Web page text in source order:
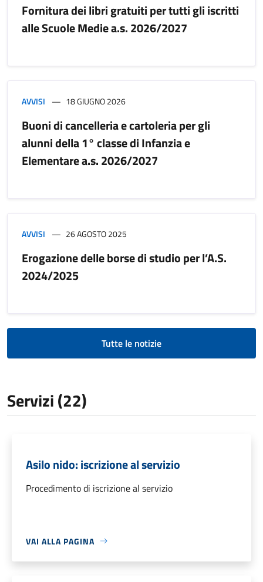
Fornitura dei libri gratuiti per tutti gli iscritti
alle Scuole Medie a.s. 2026/2027
AVVISI 18 GIUGNO 2026
Buoni di cancelleria e cartoleria per gli
alunni della 1° classe di Infanzia e
Elementare a.s. 2026/2027
AVVISI 26 AGOSTO 2025
Erogazione delle borse di studio per l’A.S.
2024/2025
Tutte le notizie
Servizi (22)
Asilo nido: iscrizione al servizio
Procedimento di iscrizione al servizio
VAI ALLA PAGINA